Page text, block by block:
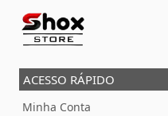
ACESSO RÁPIDO
Minha Conta